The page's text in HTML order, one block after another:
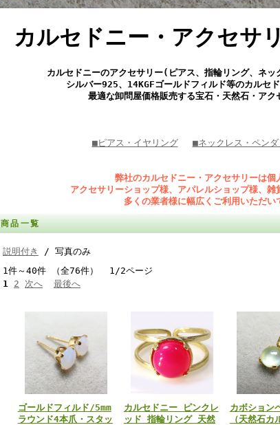
カルセドニー・アクセサ
カルセドニーのアクセサリー(ピアス、指輪リング、ネ
シルバー925、14KGFゴールドフィルド等のカルセ
最適な卸問屋価格販売する宝石・天然石・アク
■ピアス・イヤリング ■ネックレス・ペンダ
弊社のカルセドニー・アクセサリーは個
アクセサリーショップ様、アパレルショップ様、雑
多くの業者様に幅広くご利用いただい
商品一覧
説明付き
/ 写真のみ
1件～40件 （全76件） 1/2ページ
1 2 次へ 最後へ
ゴールドフィルド/5mm
ラウンド4本爪・スタッ
カルセドニー ピンクレ
ッド 指輪リング 天然
カボション
（天然石カ